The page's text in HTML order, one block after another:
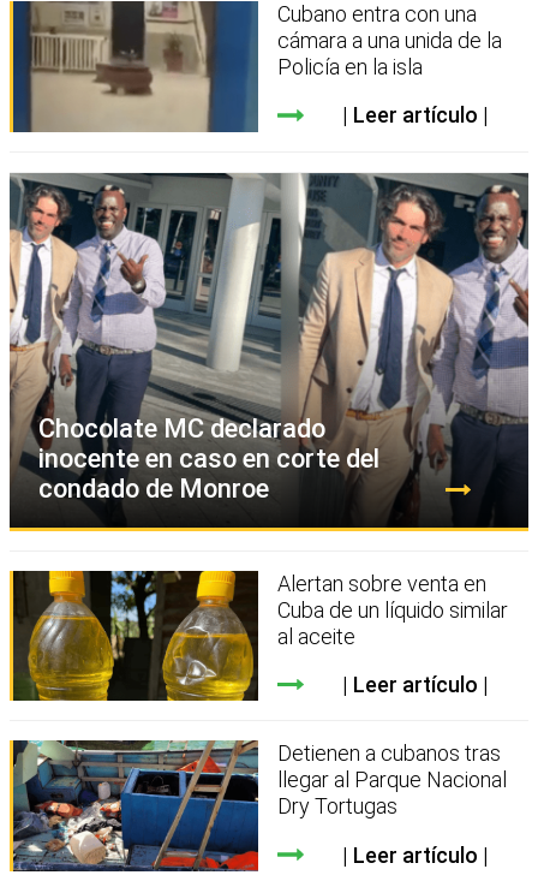
Cubano entra con una
cámara a una unida de la
Policía en la isla
Leer artículo
Chocolate MC declarado
inocente en caso en corte del
condado de Monroe
Alertan sobre venta en
Cuba de un líquido similar
al aceite
Leer artículo
Detienen a cubanos tras
llegar al Parque Nacional
Dry Tortugas
Leer artículo